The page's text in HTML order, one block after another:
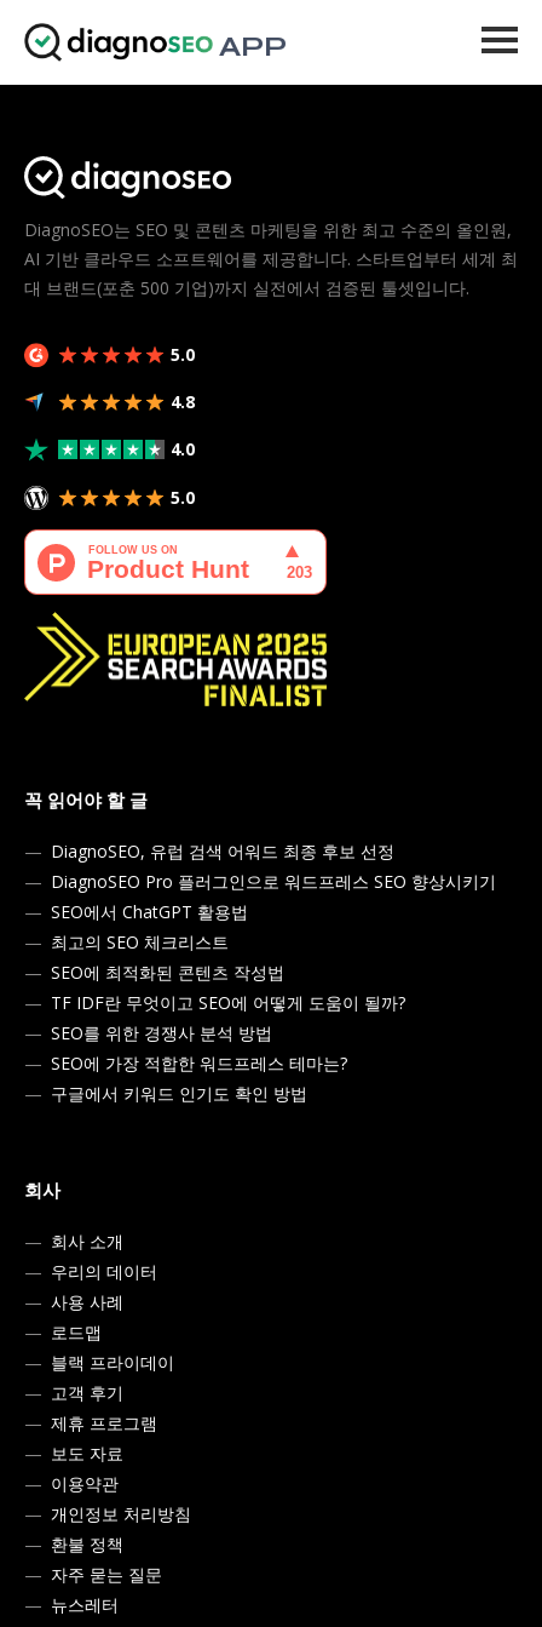
APP
가격
더 보기
로그인
업그레이드
DiagnoSEO는 SEO 및 콘텐츠 마케팅을 위한 최고 수준의 올인원,
AI 기반 클라우드 소프트웨어를 제공합니다. 스타트업부터 세계 최
대 브랜드(포춘 500 기업)까지 실전에서 검증된 툴셋입니다.
5.0
4.8
4.0
5.0
꼭 읽어야 할 글
DiagnoSEO, 유럽 검색 어워드 최종 후보 선정
DiagnoSEO Pro 플러그인으로 워드프레스 SEO 향상시키기
SEO에서 ChatGPT 활용법
최고의 SEO 체크리스트
SEO에 최적화된 콘텐츠 작성법
TF IDF란 무엇이고 SEO에 어떻게 도움이 될까?
SEO를 위한 경쟁사 분석 방법
SEO에 가장 적합한 워드프레스 테마는?
구글에서 키워드 인기도 확인 방법
회사
회사 소개
우리의 데이터
사용 사례
로드맵
블랙 프라이데이
고객 후기
제휴 프로그램
보도 자료
이용약관
개인정보 처리방침
환불 정책
자주 묻는 질문
뉴스레터